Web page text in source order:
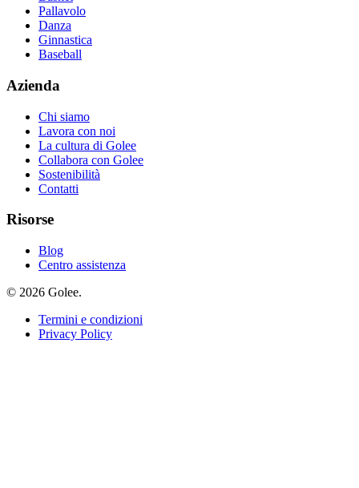
Pallavolo
Danza
Ginnastica
Baseball
Azienda
Chi siamo
Lavora con noi
La cultura di Golee
Collabora con Golee
Sostenibilità
Contatti
Risorse
Blog
Centro assistenza
© 2026 Golee.
Termini e condizioni
Privacy Policy